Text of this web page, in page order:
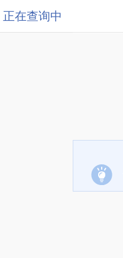
正在查询中